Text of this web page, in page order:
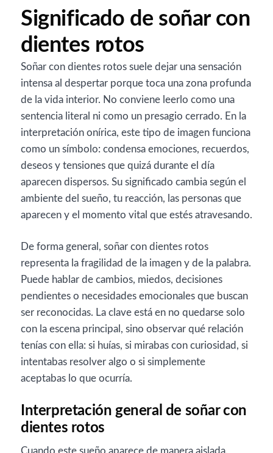
Significado de soñar con
dientes rotos
Soñar con dientes rotos suele dejar una sensación
intensa al despertar porque toca una zona profunda
de la vida interior. No conviene leerlo como una
sentencia literal ni como un presagio cerrado. En la
interpretación onírica, este tipo de imagen funciona
como un símbolo: condensa emociones, recuerdos,
deseos y tensiones que quizá durante el día
aparecen dispersos. Su significado cambia según el
ambiente del sueño, tu reacción, las personas que
aparecen y el momento vital que estés atravesando.
De forma general, soñar con dientes rotos
representa la fragilidad de la imagen y de la palabra.
Puede hablar de cambios, miedos, decisiones
pendientes o necesidades emocionales que buscan
ser reconocidas. La clave está en no quedarse solo
con la escena principal, sino observar qué relación
tenías con ella: si huías, si mirabas con curiosidad, si
intentabas resolver algo o si simplemente
aceptabas lo que ocurría.
Interpretación general de soñar con
dientes rotos
Cuando este sueño aparece de manera aislada,